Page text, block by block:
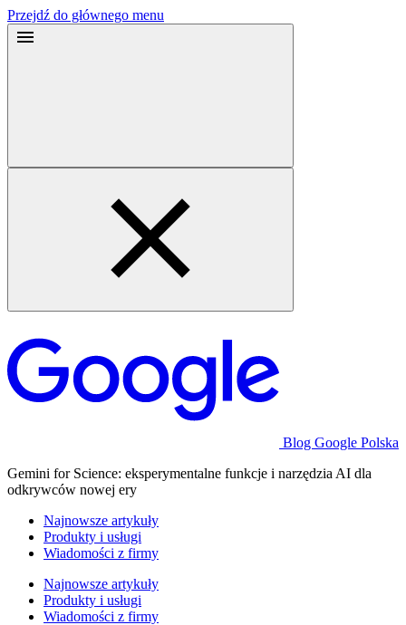
Przejdź do głównego menu
Blog Google Polska
Gemini for Science: eksperymentalne funkcje i narzędzia AI dla
odkrywców nowej ery
Najnowsze artykuły
Produkty i usługi
Wiadomości z firmy
Najnowsze artykuły
Produkty i usługi
Wiadomości z firmy